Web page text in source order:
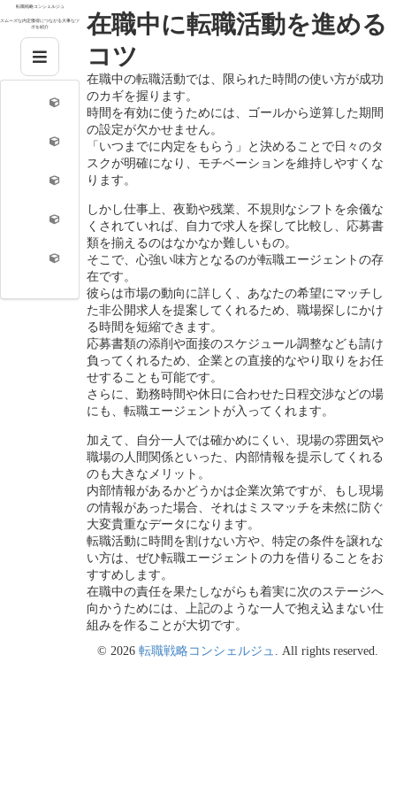
Skip
to
content
転職戦略コンシェルジュ
スムーズな内定獲得につながる大事なツ
ボを紹介
在職中に転職活動を進める
コツ
在職中の転職活動では、限られた時間の使い方が成功
のカギを握ります。
時間を有効に使うためには、ゴールから逆算した期間
の設定が欠かせません。
「いつまでに内定をもらう」と決めることで日々のタ
スクが明確になり、モチベーションを維持しやすくな
ります。
しかし仕事上、夜勤や残業、不規則なシフトを余儀な
くされていれば、自力で求人を探して比較し、応募書
類を揃えるのはなかなか難しいもの。
そこで、心強い味方となるのが転職エージェントの存
在です。
彼らは市場の動向に詳しく、あなたの希望にマッチし
た非公開求人を提案してくれるため、職場探しにかけ
る時間を短縮できます。
応募書類の添削や面接のスケジュール調整なども請け
負ってくれるため、企業との直接的なやり取りをお任
せすることも可能です。
さらに、勤務時間や休日に合わせた日程交渉などの場
にも、転職エージェントが入ってくれます。
加えて、自分一人では確かめにくい、現場の雰囲気や
職場の人間関係といった、内部情報を提示してくれる
のも大きなメリット。
内部情報があるかどうかは企業次第ですが、もし現場
の情報があった場合、それはミスマッチを未然に防ぐ
大変貴重なデータになります。
転職活動に時間を割けない方や、特定の条件を譲れな
い方は、ぜひ転職エージェントの力を借りることをお
すすめします。
在職中の責任を果たしながらも着実に次のステージへ
向かうためには、上記のような一人で抱え込まない仕
組みを作ることが大切です。
© 2026 転職戦略コンシェルジュ . All rights reserved.